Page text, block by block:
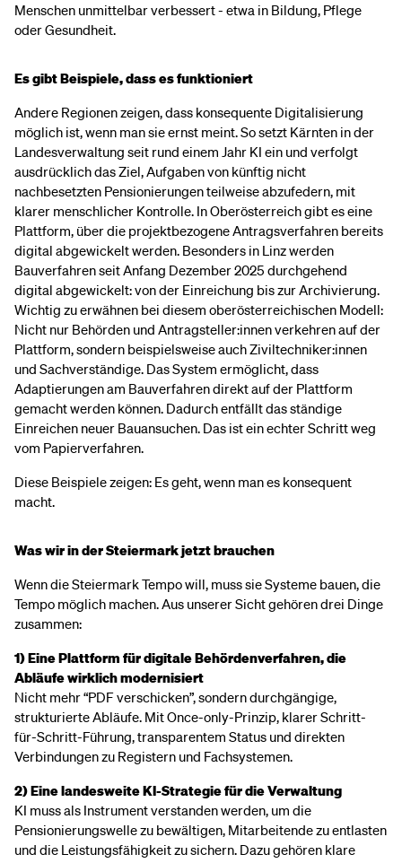
Menschen unmittelbar verbessert - etwa in Bildung, Pflege
oder Gesundheit.
Es gibt Beispiele, dass es funktioniert
Andere Regionen zeigen, dass konsequente Digitalisierung
möglich ist, wenn man sie ernst meint. So setzt Kärnten in der
Landesverwaltung seit rund einem Jahr KI ein und verfolgt
ausdrücklich das Ziel, Aufgaben von künftig nicht
nachbesetzten Pensionierungen teilweise abzufedern, mit
klarer menschlicher Kontrolle. In Oberösterreich gibt es eine
Plattform, über die projektbezogene Antragsverfahren bereits
digital abgewickelt werden. Besonders in Linz werden
Bauverfahren seit Anfang Dezember 2025 durchgehend
digital abgewickelt: von der Einreichung bis zur Archivierung.
Wichtig zu erwähnen bei diesem oberösterreichischen Modell:
Nicht nur Behörden und Antragsteller:innen verkehren auf der
Plattform, sondern beispielsweise auch Ziviltechniker:innen
und Sachverständige. Das System ermöglicht, dass
Adaptierungen am Bauverfahren direkt auf der Plattform
gemacht werden können. Dadurch entfällt das ständige
Einreichen neuer Bauansuchen. Das ist ein echter Schritt weg
vom Papierverfahren.
Diese Beispiele zeigen: Es geht, wenn man es konsequent
macht.
Was wir in der Steiermark jetzt brauchen
Wenn die Steiermark Tempo will, muss sie Systeme bauen, die
Tempo möglich machen. Aus unserer Sicht gehören drei Dinge
zusammen:
1) Eine Plattform für digitale Behördenverfahren, die
Abläufe wirklich modernisiert
Nicht mehr “PDF verschicken”, sondern durchgängige,
strukturierte Abläufe. Mit Once-only-Prinzip, klarer Schritt-
für-Schritt-Führung, transparentem Status und direkten
Verbindungen zu Registern und Fachsystemen.
2) Eine landesweite KI-Strategie für die Verwaltung
KI muss als Instrument verstanden werden, um die
Pensionierungswelle zu bewältigen, Mitarbeitende zu entlasten
und die Leistungsfähigkeit zu sichern. Dazu gehören klare